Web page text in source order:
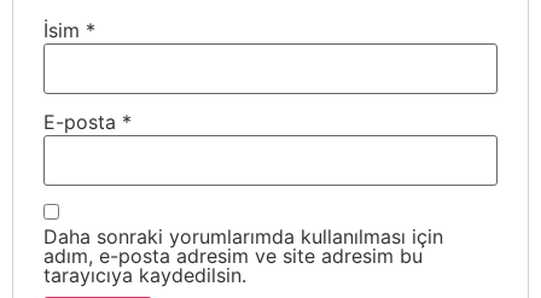
İsim *
E-posta *
Daha sonraki yorumlarımda kullanılması için
adım, e-posta adresim ve site adresim bu
tarayıcıya kaydedilsin.